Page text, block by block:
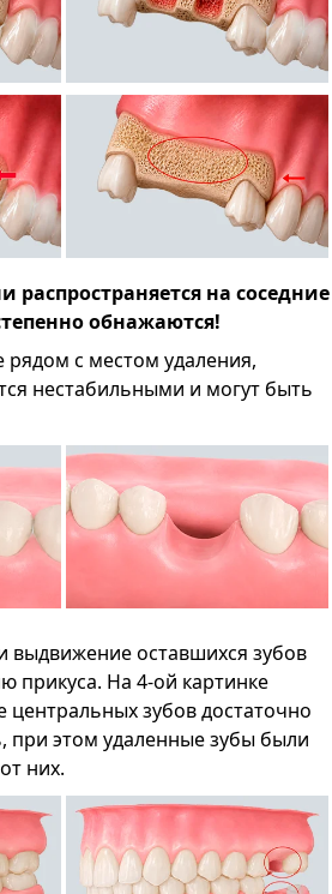
распространяется на соседние
обнажаются!
с местом удаления,
нестабильными и могут быть
оставшихся зубов
прикуса. На 4-ой картинке
зубов достаточно
этом удаленные зубы были
них.